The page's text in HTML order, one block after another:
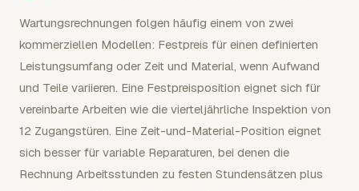
Wartungsrechnungen folgen häufig einem von zwei
kommerziellen Modellen: Festpreis für einen definierten
Leistungsumfang oder Zeit und Material, wenn Aufwand
und Teile variieren. Eine Festpreisposition eignet sich für
vereinbarte Arbeiten wie die vierteljährliche Inspektion von
12 Zugangstüren. Eine Zeit-und-Material-Position eignet
sich besser für variable Reparaturen, bei denen die
Rechnung Arbeitsstunden zu festen Stundensätzen plus